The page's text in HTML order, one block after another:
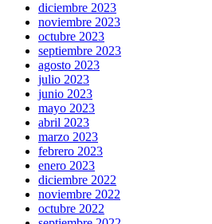
diciembre 2023
noviembre 2023
octubre 2023
septiembre 2023
agosto 2023
julio 2023
junio 2023
mayo 2023
abril 2023
marzo 2023
febrero 2023
enero 2023
diciembre 2022
noviembre 2022
octubre 2022